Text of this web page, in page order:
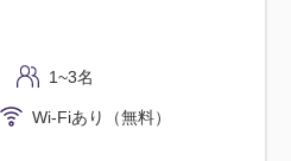
1~3名
Wi-Fiあり（無料）